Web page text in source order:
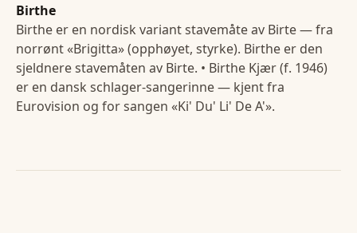
Birthe
Birthe er en nordisk variant stavemåte av Birte — fra
norrønt «Brigitta» (opphøyet, styrke). Birthe er den
sjeldnere stavemåten av Birte. • Birthe Kjær (f. 1946)
er en dansk schlager-sangerinne — kjent fra
Eurovision og for sangen «Ki' Du' Li' De A'».